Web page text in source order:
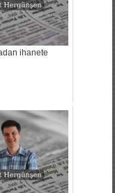
ihanete